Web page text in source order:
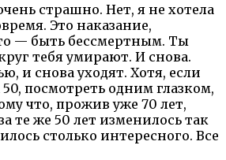
страшно. Нет, я не хотела
Это наказание,
— быть бессмертным. Ты
тебя умирают. И снова.
и снова уходят. Хотя, если
50, посмотреть одним глазком,
что, прожив уже 70 лет,
те же 50 лет изменилось так
столько интересного. Все